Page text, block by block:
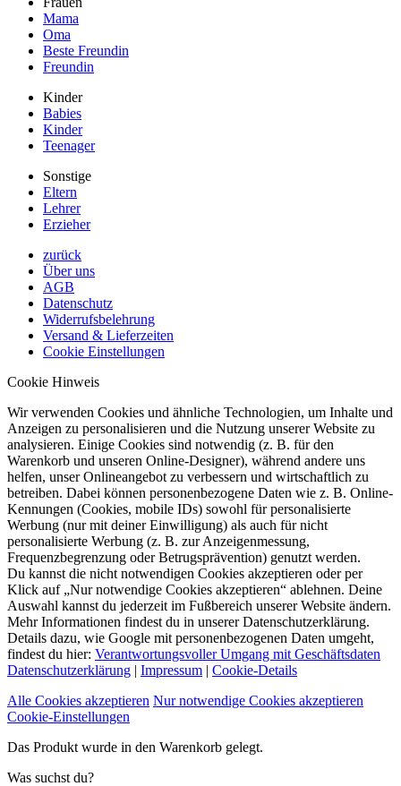
Mama
Oma
Beste Freundin
Freundin
Kinder
Babies
Kinder
Teenager
Sonstige
Eltern
Lehrer
Erzieher
zurück
Über uns
AGB
Datenschutz
Widerrufsbelehrung
Versand & Lieferzeiten
Cookie Einstellungen
Cookie Hinweis
Wir verwenden Cookies und ähnliche Technologien, um Inhalte und
Anzeigen zu personalisieren und die Nutzung unserer Website zu
analysieren. Einige Cookies sind notwendig (z. B. für den
Warenkorb und unseren Online-Designer), während andere uns
helfen, unser Onlineangebot zu verbessern und wirtschaftlich zu
betreiben. Dabei können personenbezogene Daten wie z. B. Online-
Kennungen (Cookies, mobile IDs) sowohl für personalisierte
Werbung (nur mit deiner Einwilligung) als auch für nicht
personalisierte Werbung (z. B. zur Anzeigenmessung,
Frequenzbegrenzung oder Betrugsprävention) genutzt werden.
Du kannst die nicht notwendigen Cookies akzeptieren oder per
Klick auf „Nur notwendige Cookies akzeptieren“ ablehnen. Deine
Auswahl kannst du jederzeit im Fußbereich unserer Website ändern.
Mehr Informationen findest du in unserer Datenschutzerklärung.
Details dazu, wie Google mit personenbezogenen Daten umgeht,
findest du hier: Verantwortungsvoller Umgang mit Geschäftsdaten
Datenschutzerklärung | Impressum | Cookie-Details
Alle Cookies akzeptieren Nur notwendige Cookies akzeptieren
Cookie-Einstellungen
Das Produkt wurde in den Warenkorb gelegt.
Was suchst du?